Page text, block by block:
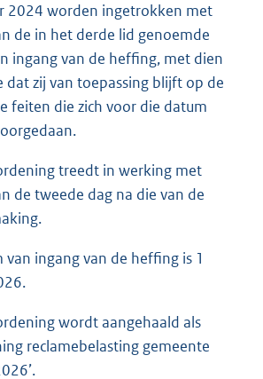
2024 worden ingetrokken met
de in het derde lid genoemde
ingang van de heffing, met dien
dat zij van toepassing blijft op de
feiten die zich voor die datum
treedt in werking met
de tweede dag na die van de
van ingang van de heffing is 1
wordt aangehaald als
reclamebelasting gemeente